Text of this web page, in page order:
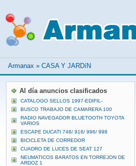
Armanax » CASA Y JARDíN
Al día anuncios clasificados
CATALOGO SELLOS 1997-EDIFIL-
BUSCO TRABAJO DE CAMARERA 100
RADIO NAVEGADOR BLUETOOTH TOYOTA
VARIOS
ESCAPE DUCATI 748/ 916/ 996/ 998
BICICLETA DE CORREDOR
CUADRO DE LUCES DE SEAT 127
NEUMATICOS BARATOS EN TORREJON DE
ARDOZ 1